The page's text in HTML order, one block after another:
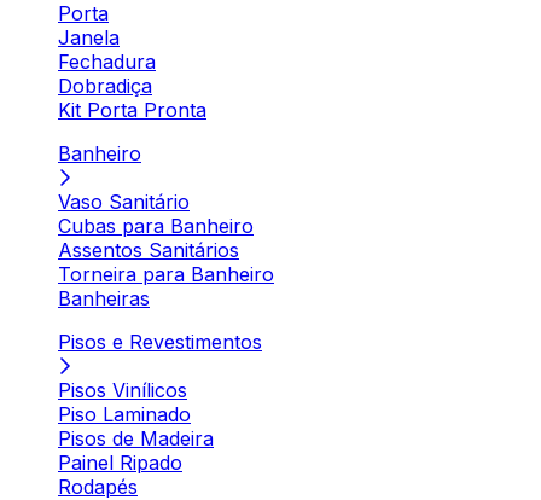
Porta
Janela
Fechadura
Dobradiça
Kit Porta Pronta
Banheiro
Vaso Sanitário
Cubas para Banheiro
Assentos Sanitários
Torneira para Banheiro
Banheiras
Pisos e Revestimentos
Pisos Vinílicos
Piso Laminado
Pisos de Madeira
Painel Ripado
Rodapés